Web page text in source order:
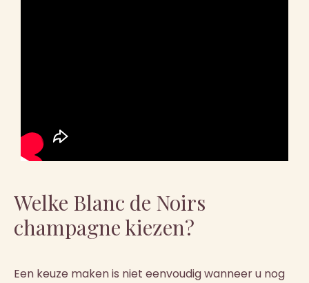
Welke Blanc de Noirs
champagne kiezen?
Een keuze maken is niet eenvoudig wanneer u nog